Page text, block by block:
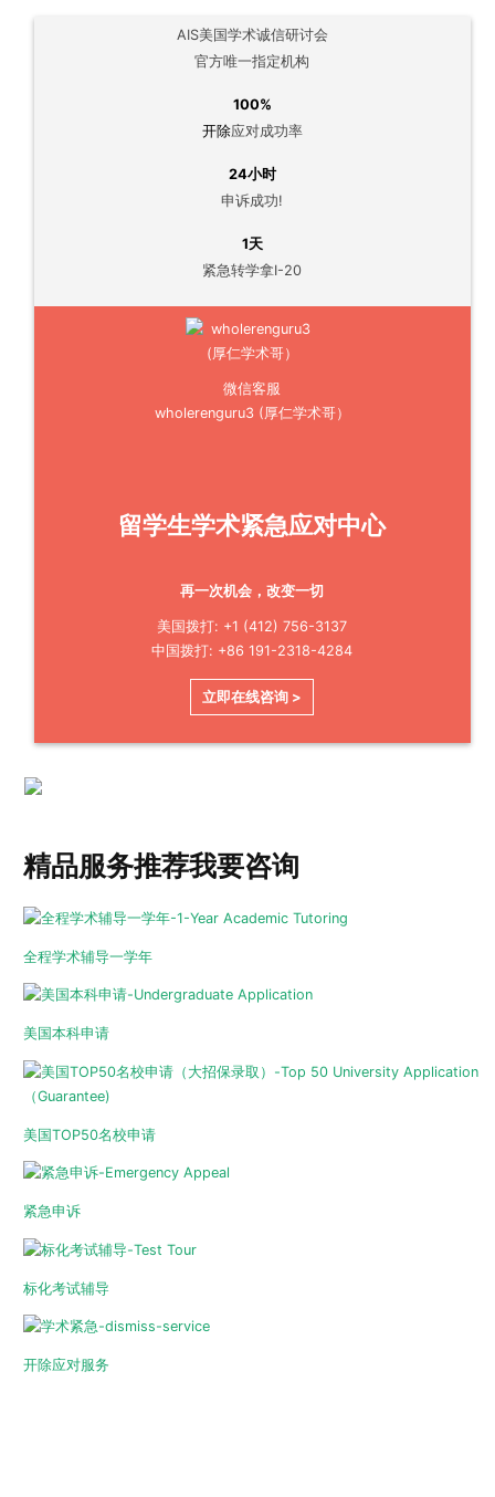
AIS美国学术诚信研讨会
官方唯一指定机构
100%
开除应对成功率
24小时
申诉成功!
1天
紧急转学拿I-20
微信客服
wholerenguru3 (厚仁学术哥）
留学生学术紧急应对中心
再一次机会，改变一切
美国拨打: +1 (412) 756-3137
中国拨打: +86 191-2318-4284
立即在线咨询 >
精品服务推荐我要咨询
全程学术辅导一学年
美国本科申请
美国TOP50名校申请
紧急申诉
标化考试辅导
开除应对服务